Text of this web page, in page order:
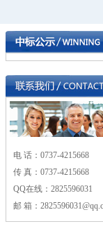
电 话：0737-4215668
传 真：0737-4215668
QQ在线：2825596031
邮 箱：